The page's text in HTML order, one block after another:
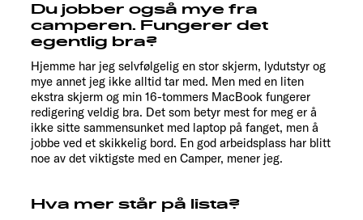
Du jobber også mye fra
camperen. Fungerer det
egentlig bra?
Hjemme har jeg selvfølgelig en stor skjerm, lydutstyr og
mye annet jeg ikke alltid tar med. Men med en liten
ekstra skjerm og min 16-tommers MacBook fungerer
redigering veldig bra. Det som betyr mest for meg er å
ikke sitte sammensunket med laptop på fanget, men å
jobbe ved et skikkelig bord. En god arbeidsplass har blitt
noe av det viktigste med en Camper, mener jeg.
Hva mer står på lista?